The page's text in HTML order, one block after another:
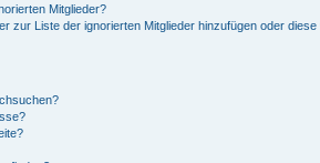
Mitglieder?
zur Liste der ignorierten Mitglieder hinzufügen oder